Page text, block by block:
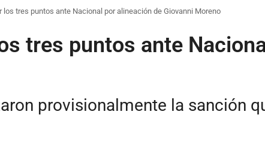
los tres puntos ante Nacional por alineación de Giovanni Moreno
tres puntos ante
provisionalmente la sanción